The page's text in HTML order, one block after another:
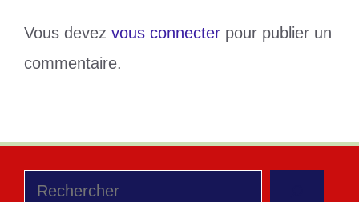
Vous devez vous connecter pour publier un
commentaire.
Rechercher